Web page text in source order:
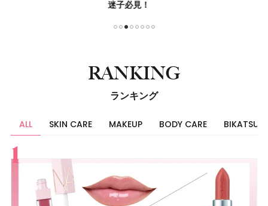
RANKING
ランキング
ALL SKIN CARE MAKEUP BODY CARE BIKATSU
すべて
スキンケア
メイク
ボディケア
美活
ヘア
ライフスタイル
ビューティーズ